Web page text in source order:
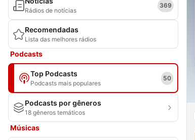
Rádios de notícias
369
Recomendadas
Lista das melhores rádios
Podcasts
Top Podcasts
Podcasts mais populares
50
Podcasts por gêneros
18 gêneros temáticos
Músicas